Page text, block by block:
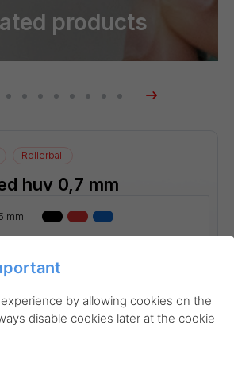
products
Rollerball
huv 0,7 mm
mm
by allowing cookies on the
disable cookies later at the cookie